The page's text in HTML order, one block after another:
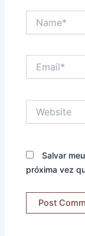
Salvar
próxima vez